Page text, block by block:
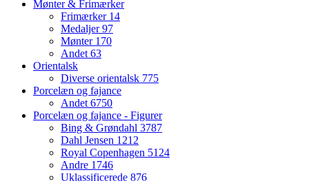
Mønter & Frimærker
Frimærker 14
Medaljer97
Mønter 170
Andet 63
Orientalsk
Diverse orientalsk 775
Porcelæn og fajance
Andet 6750
Porcelæn og fajance - Figurer
Bing & Grøndahl 3787
Dahl Jensen 1212
Royal Copenhagen 5124
Andre 1746
Uklassificerede 876